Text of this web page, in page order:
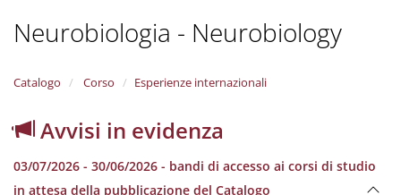
Neurobiologia - Neurobiology
Catalogo Corso Esperienze internazionali
Avvisi in evidenza
03/07/2026 - 30/06/2026 - bandi di accesso ai corsi di studio
in attesa della pubblicazione del Catalogo